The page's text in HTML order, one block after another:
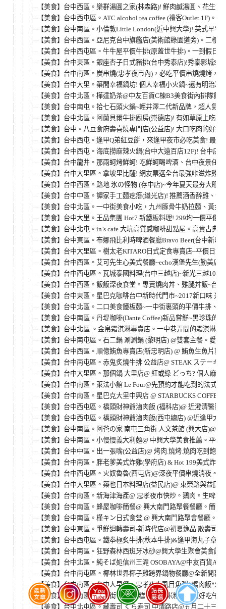
【美食】台中西區。樂群湯圓之家(林森路)! 鮮肉鹹湯圓、花生
【美食】台中西屯區。ATC alcohol tea coffee (禮客Outlet 1F)。
【美食】台中南區。小倫敦Little London(近中興大學)! 英式早
【美食】台中西區。亞尼克台中旗艦店(美術館綠園道旁)。二樓
【美食】台中西屯區。牛牛屋平價牛排(原蓋世牛排)。一到假日
【美食】台中東區。銀座杏子日式豬排(台中秀泰店)!秀泰影城
【美食】台中南區。炭串燒(忠孝夜市內)，必吃平價串燒燒烤，
【美食】台中大里。築間幸福鍋坊! 個人幸福小火鍋~還有明治
【美食】台中北區。樺達奶茶@中友百貨C棟B3美食街內排隊飲
【美食】台中南屯。拾七石頭火鍋~輕井澤二代新品牌，超人氣
【美食】台中北區。阿蘭貝爾牛排廚房(崇德店)! 有如草原上吃
【美食】台中。八豆食府壽喜燒專門店(公益店)! 大口吃肉的好
【美食】台中西屯。逢甲Q弟紅豆餅，來逢甲夜市必吃美食! 最便
【美食】台中西屯。海底撈麻辣火鍋(台中大遠百店12F)! 台中
【美食】台中龍井。那兩蚵烤鮮蚵! 吃鮮蚵喝啤酒、台中夜景任
【美食】台中大里區。拿坡里比薩! 網友票選全台最強咔滋炸雞
【美食】台中西區。路地 氷の怪物 (存中店)~今年夏天最夯大眼
【美食】台中中區。譚家手工麵疙瘩(繼光店)! 推薦酒香醉雞、
【美食】台中北區。一中街美食小吃，九州豚骨牛奶拉麵、黃
【美食】台中大里。王品集團 Hot7 新鐵板料理! 299均一價平
【美食】台中北屯。in’s cafe 大坑高質感咖啡甜點屋。高貴古
【美食】台中東區。布娜飛比利時啤酒餐廳Bravo Beer(台中新
【美食】台中大里區。樹太老KITARO日式定食專賣店~平價日
【美食】台中西區。艾可先生心美式餐廳~echo漢堡先生(勤美
【美食】台中西屯區。瓦城泰國料理(台中三越店)~新光三越10
【美食】台中西區。飯飯深夜食堂。專賣燒肉丼、雞腿丼飯~台
【美食】台中東區。星巴克咖啡台中新時代門市~2017新口味 米
【美食】台中北區。二口美食鐵板麵~一中街裏頭的平價牛排、
【美食】台中南區。丹堤咖啡(Dante Coffee)新品嘗鮮~黑珍珠
【美食】台中北區 。金帛霜淇淋專賣店。一中巷弄間的霜淇淋
【美食】台中南屯區。石二鍋 涮涮鍋 (黎明店) @雙套主餐。愛
【美食】台中西區。順億鮪魚專賣店(新忠明店) @ 鮪魚生魚片
【美食】台中南屯區。赤鬼炙燒牛排 公益店@ STEAK ステー
【美食】台中大里區。那個鍋 大里店@ 紅或綠 どっち? 個人麻
【美食】台中南區。萊法小館 Le Four@先預約才能吃到的法式
【美食】台中南區。星巴克大里中興店 @ STARBUCKS
【美食】台中西屯區。橋頭財神爺滷肉飯 (福科店)@ 近澄清醫
【美食】台中西屯區。橋頭財神爺滷肉飯(西屯總店) @近逢甲
【美食】台中南區。阿爸の家 南屯三角街 人文茶館 (興大店)@
【美食】台中南區。小慢慢義大利麵@ 中興大學美食推薦。平
【美食】台中中區。出一張嘴(公益店)@ 烤肉.燒烤.燒肉吃到飽
【美食】台中南區。胖老爹美式炸雞(學府店) & Hot 199美式炸
【美食】台中西屯區。火奴魯魯(西屯店)@深夜平價串燒消夜。
【美食】台中大里區。築也日本料理店(益民店)@ 東榮路與益民
【美食】台中南區。新海津海產@ 忠孝夜市快炒。鵝肉。生啤
【美食】台中南區。蜂屋咖啡簡餐@ 興大南門路聚餐餐廳。簡
【美食】台中南區。槿キン日式食堂 @ 興大南門路聚會餐廳。
【美食】台中東區。爭鮮迴轉壽司-新時代店@初夏逸品 散壽司
【美食】台中西屯區。鐵拳極炙牛排(秋本牛排)&逢甲海丸子章
【美食】台中南區。狂野森林西班牙冰砂@興大學生聚會美食
【美食】台中北區。純そば処信州王滝 OSOBAYA@中友百貨
【美食】台中南屯區。椰林世界椰子雞跨界鍋物餐廳@全新開
【美食】台中南區。台中人早餐。忠孝夜市虱目魚粥*爌肉飯*炒
【美食】台中南區。愛國街 益子 米糕 肉羹麵米粉@平價好吃午
【美食】台中北屯區。藏壽司 くら寿司 中清路店@五月二十三